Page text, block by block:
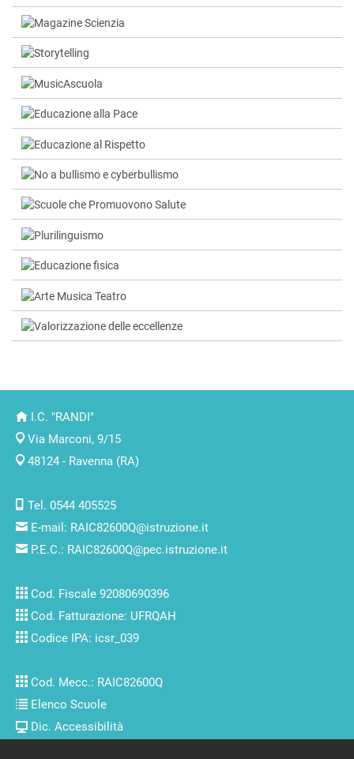
I.C. "RANDI"
Via Marconi, 9/15
48124 - Ravenna (RA)
Tel. 0544 405525
E-mail: RAIC82600Q@istruzione.it
P.E.C.: RAIC82600Q@pec.istruzione.it
Cod. Fiscale 92080690396
Cod. Fatturazione: UFRQAH
Codice IPA: icsr_039
Cod. Mecc.: RAIC82600Q
Elenco Scuole
Dic. Accessibilità